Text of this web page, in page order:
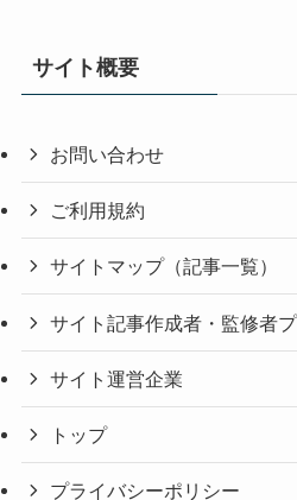
サイト概要
お問い合わせ
ご利用規約
サイトマップ（記事一覧）
サイト記事作成者・監修者
サイト運営企業
トップ
プライバシーポリシー